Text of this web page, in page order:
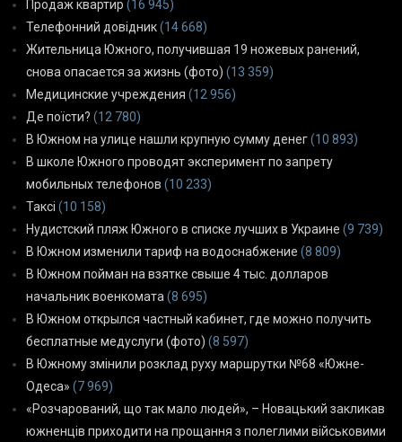
Продаж квартир (16 945)
Телефонний довідник(14 668)
Жительница Южного, получившая 19 ножевых ранений,
снова опасается за жизнь (фото) (13 359)
Медицинские учреждения (12 956)
Де поїсти? (12 780)
В Южном на улице нашли крупную сумму денег(10 893)
В школе Южного проводят эксперимент по запрету
мобильных телефонов (10 233)
Таксі (10 158)
Нудистский пляж Южного в списке лучших в Украине (9 739)
В Южном изменили тариф на водоснабжение (8 809)
В Южном пойман на взятке свыше 4 тыс. долларов
начальник военкомата (8 695)
В Южном открылся частный кабинет, где можно получить
бесплатные медуслуги (фото) (8 597)
В Южному змінили розклад руху маршрутки №68 «Южне-
Одеса» (7 969)
«Розчарований, що так мало людей», – Новацький закликав
южненців приходити на прощання з полеглими військовими